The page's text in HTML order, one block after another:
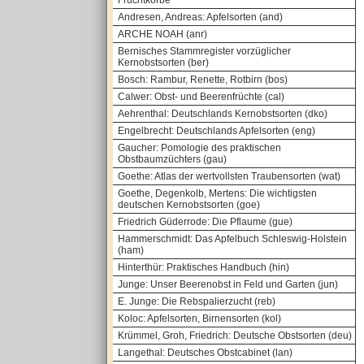
Andresen, Andreas: Apfelsorten (and)
ARCHE NOAH (anr)
Bernisches Stammregister vorzüglicher
Kernobstsorten (ber)
Bosch: Rambur, Renette, Rotbirn (bos)
Calwer: Obst- und Beerenfrüchte (cal)
Aehrenthal: Deutschlands Kernobstsorten (dko)
Engelbrecht: Deutschlands Apfelsorten (eng)
Gaucher: Pomologie des praktischen
Obstbaumzüchters (gau)
Goethe: Atlas der wertvollsten Traubensorten (wat)
Goethe, Degenkolb, Mertens: Die wichtigsten
deutschen Kernobstsorten (goe)
Friedrich Güderrode: Die Pflaume (gue)
Hammerschmidt: Das Apfelbuch Schleswig-Holstein
(ham)
Hinterthür: Praktisches Handbuch (hin)
Junge: Unser Beerenobst in Feld und Garten (jun)
E. Junge: Die Rebspalierzucht (reb)
Koloc: Apfelsorten, Birnensorten (kol)
Krümmel, Groh, Friedrich: Deutsche Obstsorten (deu)
Langethal: Deutsches Obstcabinet (lan)